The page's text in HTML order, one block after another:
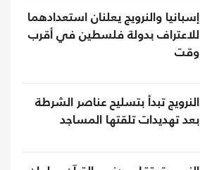
إسبانيا والنرويج يعلنان استعدادهما
للاعتراف بدولة فلسطين في أقرب
وقت
النرويج تبدأ بتسليح عناصر الشرطة
بعد تهديدات تلقتها المساجد